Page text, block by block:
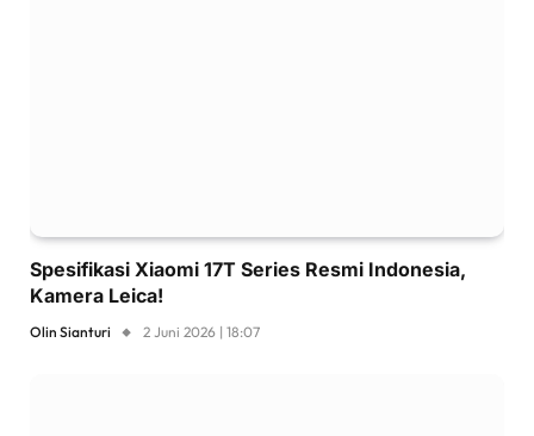
Spesifikasi Xiaomi 17T Series Resmi Indonesia,
Kamera Leica!
Olin Sianturi 2 Juni 2026 | 18:07